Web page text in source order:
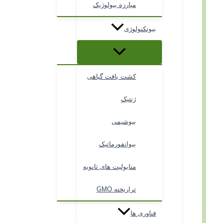
مبارزه بیولوژیک
بیوتکنولوژی
کشت بافت گیاهی
ژنتیک
بیوشیمی
بیوانفورماتیک
متابولیت های ثانویه
تراریخته GMO
فناوری ها